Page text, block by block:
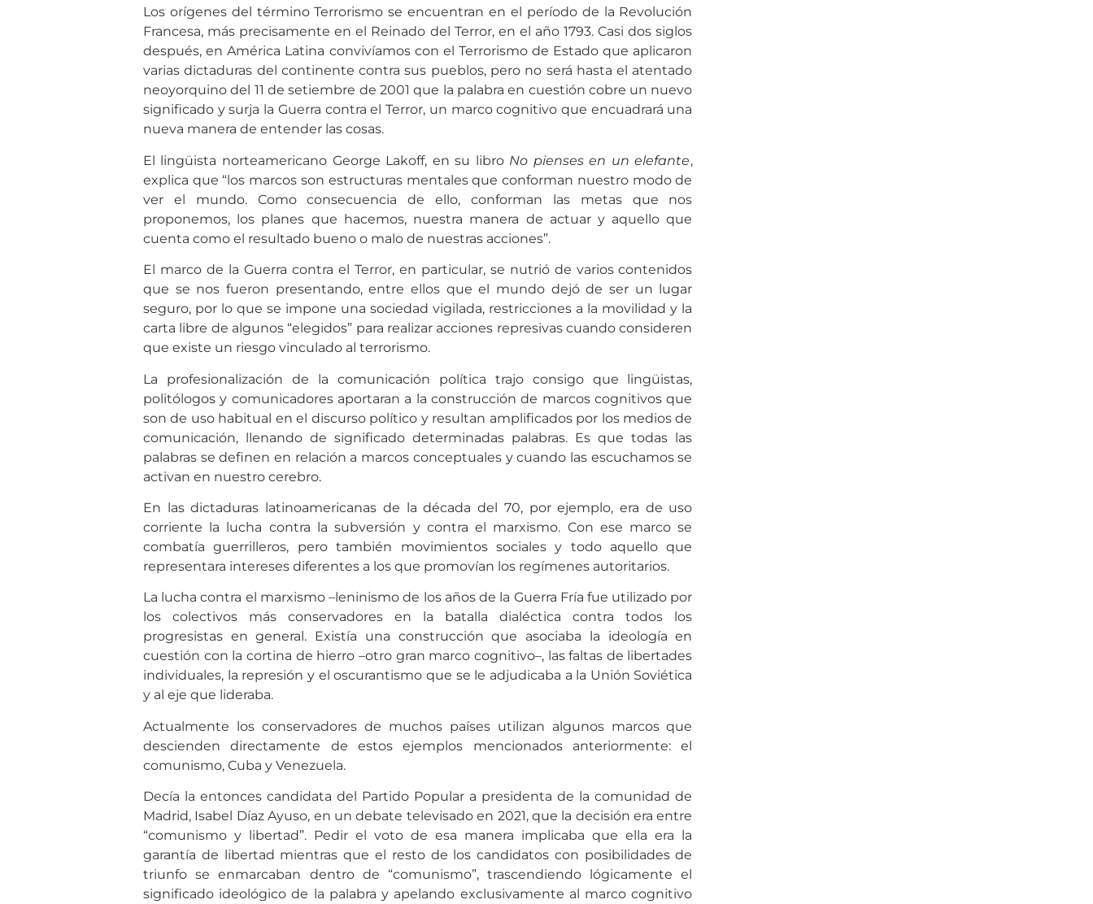
Los orígenes del término Terrorismo se encuentran en el período de la Revolución
Francesa, más precisamente en el Reinado del Terror, en el año 1793. Casi dos siglos
después, en América Latina convivíamos con el Terrorismo de Estado que aplicaron
varias dictaduras del continente contra sus pueblos, pero no será hasta el atentado
neoyorquino del 11 de setiembre de 2001 que la palabra en cuestión cobre un nuevo
significado y surja la Guerra contra el Terror, un marco cognitivo que encuadrará una
nueva manera de entender las cosas.
El lingüista norteamericano George Lakoff, en su libro No pienses en un elefante,
explica que “los marcos son estructuras mentales que conforman nuestro modo de
ver el mundo. Como consecuencia de ello, conforman las metas que nos
proponemos, los planes que hacemos, nuestra manera de actuar y aquello que
cuenta como el resultado bueno o malo de nuestras acciones”.
El marco de la Guerra contra el Terror, en particular, se nutrió de varios contenidos
que se nos fueron presentando, entre ellos que el mundo dejó de ser un lugar
seguro, por lo que se impone una sociedad vigilada, restricciones a la movilidad y la
carta libre de algunos “elegidos” para realizar acciones represivas cuando consideren
que existe un riesgo vinculado al terrorismo.
La profesionalización de la comunicación política trajo consigo que lingüistas,
politólogos y comunicadores aportaran a la construcción de marcos cognitivos que
son de uso habitual en el discurso político y resultan amplificados por los medios de
comunicación, llenando de significado determinadas palabras. Es que todas las
palabras se definen en relación a marcos conceptuales y cuando las escuchamos se
activan en nuestro cerebro.
En las dictaduras latinoamericanas de la década del 70, por ejemplo, era de uso
corriente la lucha contra la subversión y contra el marxismo. Con ese marco se
combatía guerrilleros, pero también movimientos sociales y todo aquello que
representara intereses diferentes a los que promovían los regímenes autoritarios.
La lucha contra el marxismo –leninismo de los años de la Guerra Fría fue utilizado por
los colectivos más conservadores en la batalla dialéctica contra todos los
progresistas en general. Existía una construcción que asociaba la ideología en
cuestión con la cortina de hierro –otro gran marco cognitivo–, las faltas de libertades
individuales, la represión y el oscurantismo que se le adjudicaba a la Unión Soviética
y al eje que lideraba.
Actualmente los conservadores de muchos países utilizan algunos marcos que
descienden directamente de estos ejemplos mencionados anteriormente: el
comunismo, Cuba y Venezuela.
Decía la entonces candidata del Partido Popular a presidenta de la comunidad de
Madrid, Isabel Díaz Ayuso, en un debate televisado en 2021, que la decisión era entre
“comunismo y libertad”. Pedir el voto de esa manera implicaba que ella era la
garantía de libertad mientras que el resto de los candidatos con posibilidades de
triunfo se enmarcaban dentro de “comunismo”, trascendiendo lógicamente el
significado ideológico de la palabra y apelando exclusivamente al marco cognitivo